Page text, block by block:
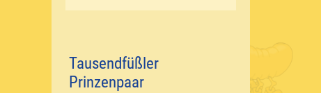
Tausendfüßler
Prinzenpaar